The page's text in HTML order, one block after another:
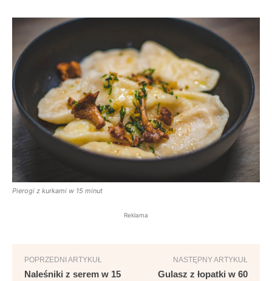
Pierogi z kurkami w 15 minut
Reklama
POPRZEDNI ARTYKUŁ
Naleśniki z serem w 15
NASTĘPNY ARTYKUŁ
Gulasz z łopatki w 60